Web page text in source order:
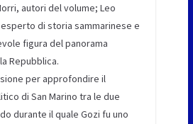
autori del volume; Leo
di storia sammarinese e
figura del panorama
Repubblica.
per approfondire il
di San Marino tra le due
durante il quale Gozi fu uno